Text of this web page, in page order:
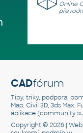
Online
CADfórum
Tipy, triky, podpora,
Map, Civil 3D, 3ds Max,
aplikace (community
Copyright © 2026 |